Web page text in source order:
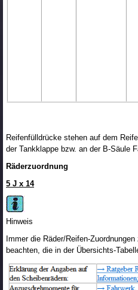
Reifenfülldrücke stehen auf dem
der Tankklappe bzw. an der B-Säule
Räderzuordnung
5 J x 14
Hinweis
Immer die Räder/Reifen-
beachten, die in der Übersichts-